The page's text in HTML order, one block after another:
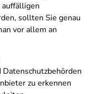
sollten Sie genau
vor allem an
Datenschutzbehörden
zu erkennen